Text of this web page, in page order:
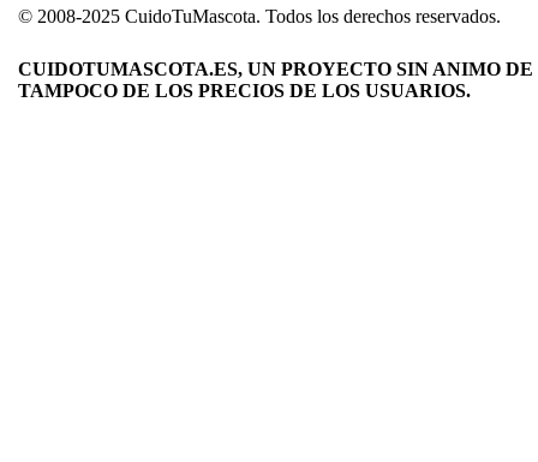
© 2008-2025 CuidoTuMascota. Todos los derechos reservados.
CUIDOTUMASCOTA.ES, UN PROYECTO SIN ANIMO
TAMPOCO DE LOS PRECIOS DE LOS USUARIOS.